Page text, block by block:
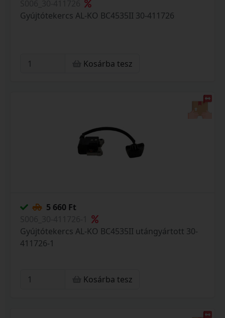
Gyújtótekercs AL-KO BC4535II 30-411726
Kosárba tesz
5 660 Ft
Gyújtótekercs AL-KO BC4535II utángyártott 30-
411726-1
Kosárba tesz